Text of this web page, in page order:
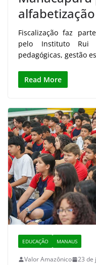
Fiscalização faz
pelo Instituto Rui
pedagógicas, gestão
Read More
EDUCAÇÃO MANAUS
Valor Amazônico 23 de